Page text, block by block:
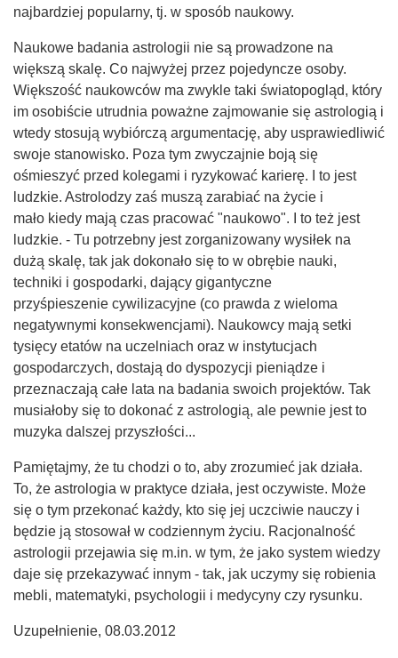
najbardziej popularny, tj. w sposób naukowy.
Naukowe badania astrologii nie są prowadzone na
większą skalę. Co najwyżej przez pojedyncze osoby.
Większość naukowców ma zwykle taki światopogląd, który
im osobiście utrudnia poważne zajmowanie się astrologią i
wtedy stosują wybiórczą argumentację, aby usprawiedliwić
swoje stanowisko. Poza tym zwyczajnie boją się
ośmieszyć przed kolegami i ryzykować karierę. I to jest
ludzkie. Astrolodzy zaś muszą zarabiać na życie i
mało kiedy mają czas pracować "naukowo". I to też jest
ludzkie. - Tu potrzebny jest zorganizowany wysiłek na
dużą skalę, tak jak dokonało się to w obrębie nauki,
techniki i gospodarki, dający gigantyczne
przyśpieszenie cywilizacyjne (co prawda z wieloma
negatywnymi konsekwencjami). Naukowcy mają setki
tysięcy etatów na uczelniach oraz w instytucjach
gospodarczych, dostają do dyspozycji pieniądze i
przeznaczają całe lata na badania swoich projektów. Tak
musiałoby się to dokonać z astrologią, ale pewnie jest to
muzyka dalszej przyszłości...
Pamiętajmy, że tu chodzi o to, aby zrozumieć jak działa.
To, że astrologia w praktyce działa, jest oczywiste. Może
się o tym przekonać każdy, kto się jej uczciwie nauczy i
będzie ją stosował w codziennym życiu. Racjonalność
astrologii przejawia się m.in. w tym, że jako system wiedzy
daje się przekazywać innym - tak, jak uczymy się robienia
mebli, matematyki, psychologii i medycyny czy rysunku.
Uzupełnienie, 08.03.2012